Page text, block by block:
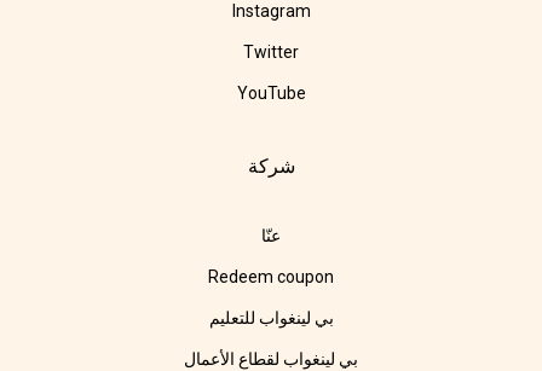
Instagram
Twitter
YouTube
شركة
عنّا
Redeem coupon
بي لينغواب للتعليم
بي لينغواب لقطاع الأعمال